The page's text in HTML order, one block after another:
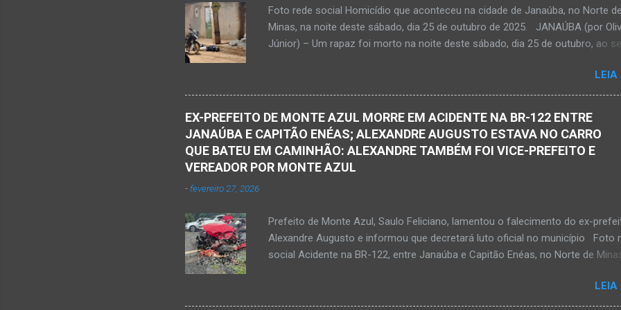
desde quando nasceu. Que o Nosso Senhor acolhe o Kemio nessa partida
Que o Nosso Senhor dê forças ao colega Sílvio da Silva, à amiga Rose e a...
Foto rede social Homicídio que aconteceu na cidade de Janaúba, no Norte de
Minas, na noite deste sábado, dia 25 de outubro de 2025. JANAÚBA (por
Júnior) – Um rapaz foi morto na noite deste sábado, dia 25 de outubro, ao ser
Caldas, bairro Boa Vista, região Norte da cidade de Janaúba, situada na
Serra Geral, no Norte de Minas. O caso foi registrado tanto pelo 51º Batalhão
Polícia Militar de Janaúba quanto pela 3ª Delegacia Regional da Polícia Civil de
Janaúba. Henrique Pereira Gomes, de 27 anos de idade, foi encontrado
no chão. Ele teria sido alvo de disparos fatais. Um dos tiros acertou o tórax da
vítima. Henrique não resistiu e foi a óbito no local desse crime violento.
LEIA
EX-PREFEITO DE MONTE AZUL MORRE EM ACIDENTE NA BR-122 ENTRE
JANAÚBA E CAPITÃO ENÉAS; ALEXANDRE AUGUSTO ESTAVA NO CARRO
QUE BATEU EM CAMINHÃO: ALEXANDRE TAMBÉM FOI VICE-PREFEITO E
VEREADOR POR MONTE AZUL
- fevereiro 27, 2026
Prefeito de Monte Azul, Saulo Feliciano, lamentou o falecimento do ex-
Alexandre Augusto e informou que decretará luto oficial no município Foto
social Acidente na BR-122, entre Janaúba e Capitão Enéas, no Norte de Minas,
Augusto Fernandes de Oliveira, então prefeito de Monte Azul, durante
prefeitos realizados em Nova Porteirinha no dia 11 de fevereiro de 2017.
LEIA